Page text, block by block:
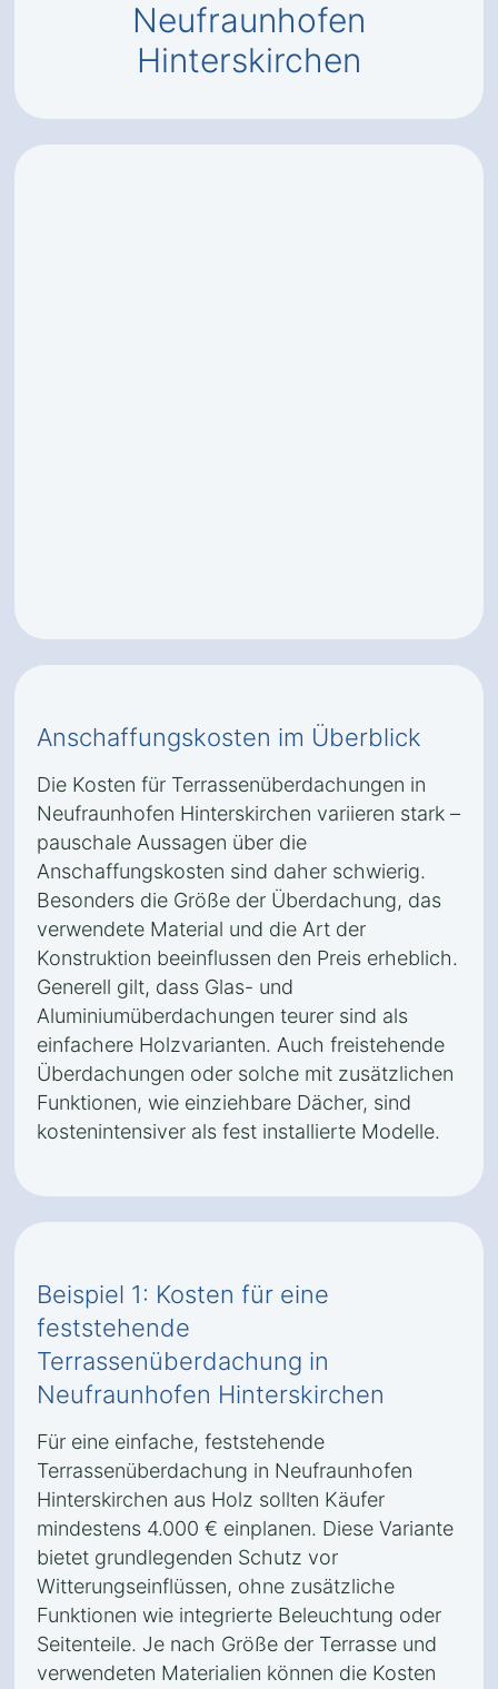
Neufraunhofen
Hinterskirchen
Anschaffungskosten im Überblick
Die Kosten für Terrassenüberdachungen in
Neufraunhofen Hinterskirchen variieren stark –
pauschale Aussagen über die
Anschaffungskosten sind daher schwierig.
Besonders die Größe der Überdachung, das
verwendete Material und die Art der
Konstruktion beeinflussen den Preis erheblich.
Generell gilt, dass Glas- und
Aluminiumüberdachungen teurer sind als
einfachere Holzvarianten. Auch freistehende
Überdachungen oder solche mit zusätzlichen
Funktionen, wie einziehbare Dächer, sind
kostenintensiver als fest installierte Modelle.
Beispiel 1: Kosten für eine
feststehende
Terrassenüberdachung in
Neufraunhofen Hinterskirchen
Für eine einfache, feststehende
Terrassenüberdachung in Neufraunhofen
Hinterskirchen aus Holz sollten Käufer
mindestens 4.000 € einplanen. Diese Variante
bietet grundlegenden Schutz vor
Witterungseinflüssen, ohne zusätzliche
Funktionen wie integrierte Beleuchtung oder
Seitenteile. Je nach Größe der Terrasse und
verwendeten Materialien können die Kosten